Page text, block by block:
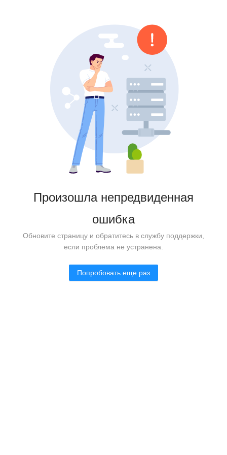
Произошла непредвиденная
ошибка
Обновите страницу и обратитесь в службу поддержки,
если проблема не устранена.
Попробовать еще раз